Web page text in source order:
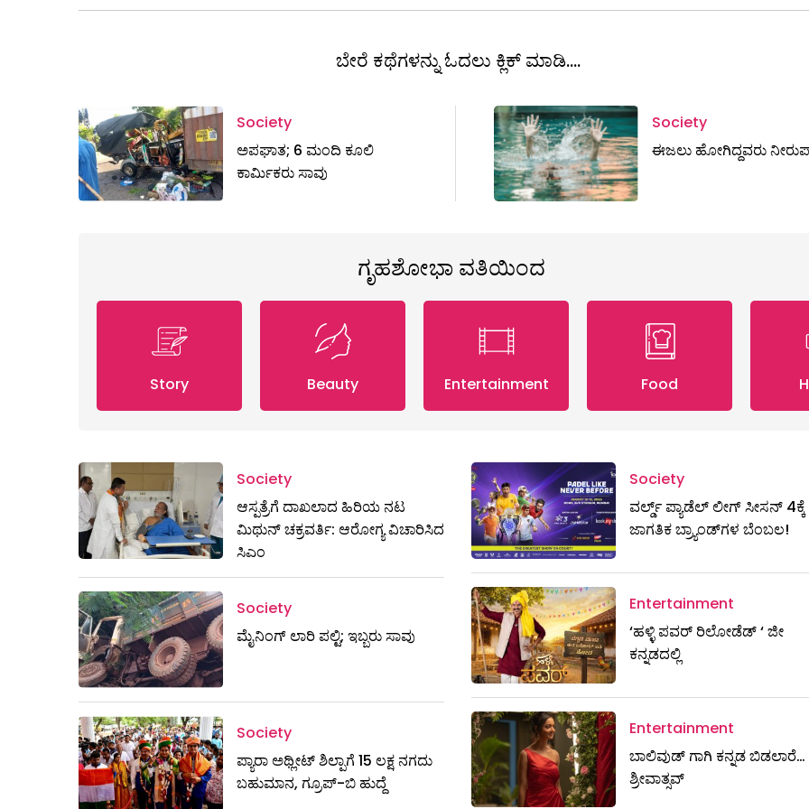
ಬೇರೆ ಕಥೆಗಳನ್ನು ಓದಲು ಕ್ಲಿಕ್ ಮಾಡಿ....
Society
ಅಪಘಾತ; 6 ಮಂದಿ ಕೂಲಿ
ಕಾರ್ಮಿಕರು ಸಾವು
Society
ಈಜಲು ಹೋಗಿದ್ದವರು
ಗೃಹಶೋಭಾ ವತಿಯಿಂದ
Story Beauty Entertainment Food
Society
ಆಸ್ಪತ್ರೆಗೆ ದಾಖಲಾದ ಹಿರಿಯ ನಟ
ಮಿಥುನ್​ ಚಕ್ರವರ್ತಿ: ಆರೋಗ್ಯ ವಿಚಾರಿಸಿದ
ಸಿಎಂ
Society
ಮೈನಿಂಗ್‌ ಲಾರಿ ಪಲ್ಟಿ; ಇಬ್ಬರು ಸಾವು
Society
ಪ್ಯಾರಾ ಅಥ್ಲೀಟ್ ಶಿಲ್ಪಾಗೆ 15 ಲಕ್ಷ ನಗದು
ಬಹುಮಾನ, ಗ್ರೂಪ್-ಬಿ ಹುದ್ದೆ
Society
ವರ್ಲ್ಡ್ ಪ್ಯಾಡೆಲ್ ಲೀಗ್ ಸೀಸನ್ 4ಕ್ಕೆ
ಜಾಗತಿಕ ಬ್ರ್ಯಾಂಡ್‌ಗಳ ಬೆಂಬಲ!
Entertainment
‘ಹಳ್ಳಿ ಪವರ್ ರಿಲೋಡೆಡ್ ‘ ಜೀ
ಕನ್ನಡದಲ್ಲಿ
Entertainment
ಬಾಲಿವುಡ್ ಗಾಗಿ ಕನ್ನಡ ಬಿಡಲಾರೆ…
ಶ್ರೀವಾತ್ಸವ್